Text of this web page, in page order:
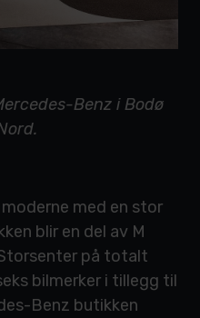
Benz i Bodø
med en stor
blir en del av M
på totalt
bilmerker i tillegg til
Benz butikken